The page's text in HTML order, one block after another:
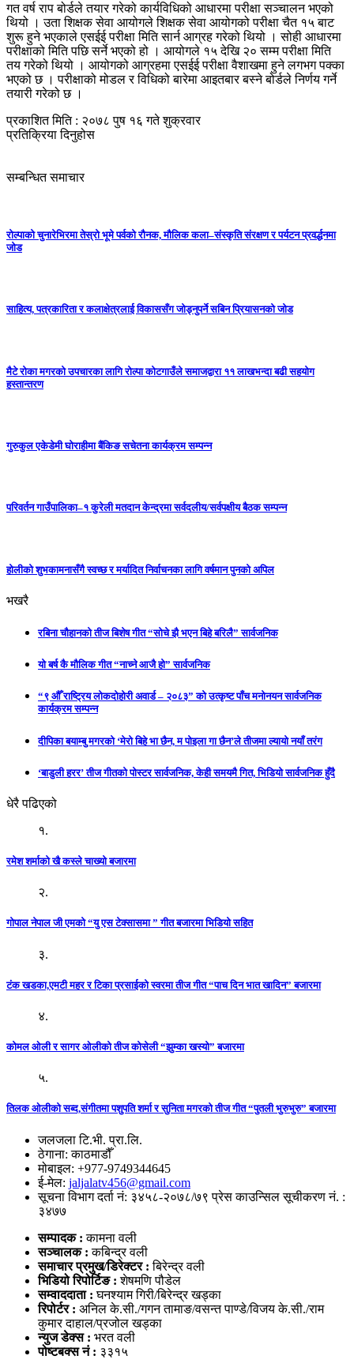
गत वर्ष राप बोर्डले तयार गरेको कार्यविधिको आधारमा परीक्षा सञ्चालन भएको
थियो । उता शिक्षक सेवा आयोगले शिक्षक सेवा आयोगको परीक्षा चैत १५ बाट
शुरू हुने भएकाले एसईई परीक्षा मिति सार्न आग्रह गरेको थियो । सोही आधारमा
परीक्षाको मिति पछि सर्ने भएको हो । आयोगले १५ देखि २० सम्म परीक्षा मिति
तय गरेको थियो । आयोगको आग्रहमा एसईई परीक्षा वैशाखमा हुने लगभग पक्का
भएको छ । परीक्षाको मोडल र विधिको बारेमा आइतबार बस्ने बोर्डले निर्णय गर्ने
तयारी गरेको छ ।
प्रकाशित मिति : २०७८ पुष १६ गते शुक्रवार
प्रतिक्रिया दिनुहोस
सम्बन्धित समाचार
रोल्पाको चुनारेभिरमा तेस्रो भूमे पर्वको रौनक, मौलिक कला–संस्कृति संरक्षण र पर्यटन प्रवर्द्धनमा
जोड
साहित्य, पत्रकारिता र कलाक्षेत्रलाई विकाससँग जोड्नुपर्ने सबिन प्रियासनको जोड
मैटे रोका मगरको उपचारका लागि रोल्पा कोटगाउँले समाजद्वारा ११ लाखभन्दा बढी सहयोग
हस्तान्तरण
गुरुकुल एकेडेमी घोराहीमा बैंकिङ सचेतना कार्यक्रम सम्पन्न
परिवर्तन गाउँपालिका–१ कुरेली मतदान केन्द्रमा सर्वदलीय/सर्वपक्षीय बैठक सम्पन्न
होलीको शुभकामनासँगै स्वच्छ र मर्यादित निर्वाचनका लागि वर्षमान पुनको अपिल
भखरै
रबिना चौहानको तीज बिशेष गीत “सोचे झै भएन बिहे बरिलै” सार्वजनिक
यो बर्ष कै मौलिक गीत “नाच्ने आजै हो” सार्वजनिक
“९ औँ राष्ट्रिय लोकदोहोरी अवार्ड – २०८३” को उत्कृष्ट पाँच मनोनयन सार्वजनिक
कार्यक्रम सम्पन्न
दीपिका बयाम्बु मगरको ‘मेरो बिहे भा छैन, म पोइला गा छैन’ले तीजमा ल्यायो नयाँ तरंग
‘बाडुली हरर’ तीज गीतको पोस्टर सार्वजनिक, केही समयमै गित, भिडियो सार्वजनिक हुँदै
धेरै पढिएको
१.
रमेश शर्माको खै कस्ले चाख्यो बजारमा
२.
गोपाल नेपाल जी एमको “यु एस टेक्सासमा ” गीत बजारमा भिडियो सहित
३.
टंक खडका,एमटी महर र टिका प्रसाईको स्वरमा तीज गीत “पाच दिन भात खादिन” बजारमा
४.
कोमल ओली र सागर ओलीको तीज कोसेली “झुम्का खस्यो” बजारमा
५.
तिलक ओलीको सब्द,संगीतमा पशुपति शर्मा र सुनिता मगरको तीज गीत “पुतली भुरुभुरु” बजारमा
जलजला टि.भी. प्रा.लि.
ठेगाना: काठमाडौँ
मोबाइल: +977-9749344645
ई-मेल: jaljalatv456@gmail.com
सूचना विभाग दर्ता नं: ३४५८-२०७८/७९ प्रेस काउन्सिल सूचीकरण नं. :
३४७७
सम्पादक :कामना वली
सञ्‍चालक : कबिन्द्र वली
समाचार प्रमुख/डिरेक्टर :बिरेन्द्र वली
भिडियो रिपोर्टिङ : शेषमणि पौडेल
सम्वाददाता :घनश्याम गिरी/बिरेन्द्र खड्का
रिपोर्टर : अनिल के.सी./गगन तामाङ/वसन्त पाण्डे/विजय के.सी./राम
कुमार दाहाल/प्रजोल खड्का
न्युज डेक्स : भरत वली
पोष्‍टबक्स नं : ३३१५